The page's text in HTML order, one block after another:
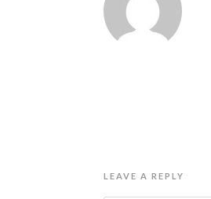
LEAVE A REPLY